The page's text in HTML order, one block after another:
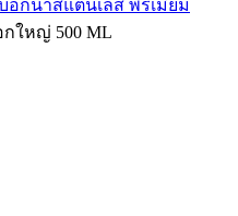
อกน้ำสแตนเลส พรีเมี่ยม
ใหญ่ 500 ML